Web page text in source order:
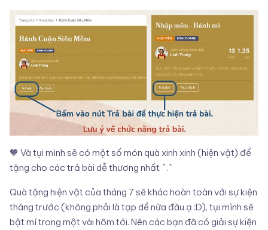
🧡 Và tụi mình sẽ có một số món quà xinh xinh (hiện vật) để
tặng cho các trả bài dễ thương nhất ^.^
Quà tặng hiện vật của tháng 7 sẽ khác hoàn toàn với sự kiện
tháng trước (không phải là tạp dề nữa đâu ạ :D), tụi mình sẽ
bật mí trong một vài hôm tới. Nên các bạn đã có giải sự kiện